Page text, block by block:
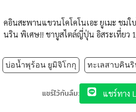
คอินสะพานแขวนโคโคโนเอะ ยูเมะ ชมใ
นริน พิเศษ!! ชาบูสไตล์ญี่ปุ่น อิสระเที่ยว
บ่อน้ำพุร้อน ยูมิจิโกกุ ทะเลสาบคิน
แชร์ไว้กันลืม: แชร์ทาง